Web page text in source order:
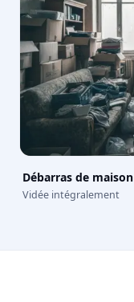
Débarras de maison
Vidée intégralement